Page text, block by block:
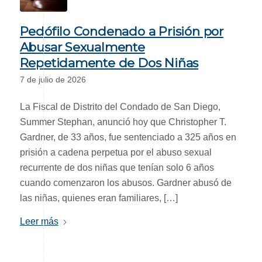
Pedófilo Condenado a Prisión por
Abusar Sexualmente
Repetidamente de Dos Niñas
7 de julio de 2026
La Fiscal de Distrito del Condado de San Diego,
Summer Stephan, anunció hoy que Christopher T.
Gardner, de 33 años, fue sentenciado a 325 años en
prisión a cadena perpetua por el abuso sexual
recurrente de dos niñas que tenían solo 6 años
cuando comenzaron los abusos. Gardner abusó de
las niñas, quienes eran familiares, […]
Leer más